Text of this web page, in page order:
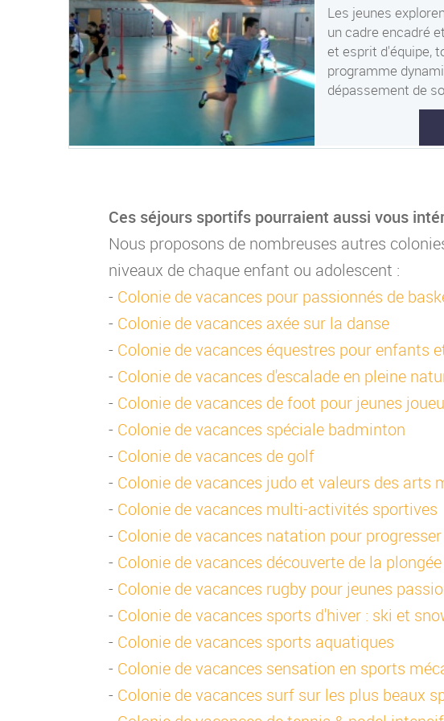
Les jeunes
un cadre encadré
et esprit d'équipe,
programme
dépassement de
Ces séjours sportifs pourraient aussi vous
Nous proposons de nombreuses autres
niveaux de chaque enfant ou adolescent :
- Colonie de vacances pour passionnés de
- Colonie de vacances axée sur la danse
- Colonie de vacances équestres pour enfants
- Colonie de vacances d'escalade en pleine
- Colonie de vacances de foot pour jeunes
- Colonie de vacances spéciale badminton
- Colonie de vacances de golf
- Colonie de vacances judo et valeurs des arts
- Colonie de vacances multi-activités sportives
- Colonie de vacances natation pour
- Colonie de vacances découverte de la
- Colonie de vacances rugby pour jeunes
- Colonie de vacances sports d'hiver : ski et
- Colonie de vacances sports aquatiques
- Colonie de vacances sensation en sports
- Colonie de vacances surf sur les plus beaux